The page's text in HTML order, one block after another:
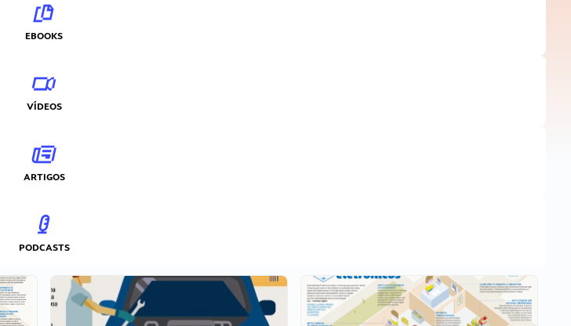
EBOOKS
VÍDEOS
ARTIGOS
PODCASTS